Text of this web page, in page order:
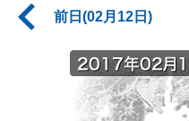
前日(02月12日)